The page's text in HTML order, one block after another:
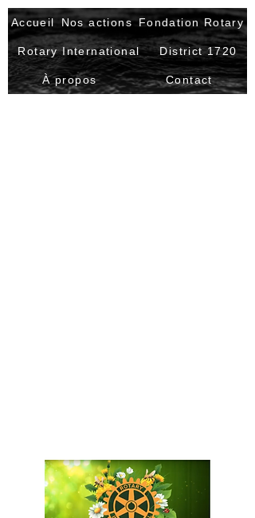
Accueil Nos actions Fondation Rotary
Rotary International District 1720
À propos Contact